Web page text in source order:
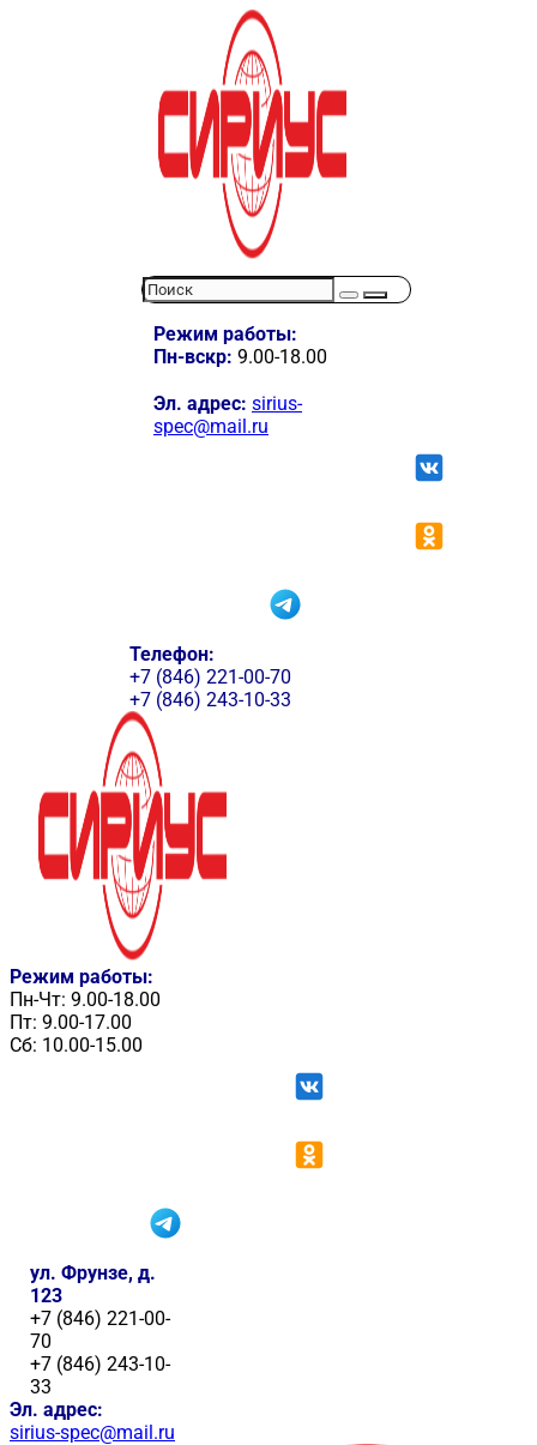
Режим работы:
Пн-вскр: 9.00-18.00
Эл. адрес: sirius-
spec@mail.ru
Телефон:
+7 (846) 221-00-70
+7 (846) 243-10-33
Режим работы:
Пн-Чт: 9.00-18.00
Пт: 9.00-17.00
Сб: 10.00-15.00
ул. Фрунзе, д.
123
+7 (846) 221-00-
70
+7 (846) 243-10-
33
Эл. адрес:
sirius-spec@mail.ru